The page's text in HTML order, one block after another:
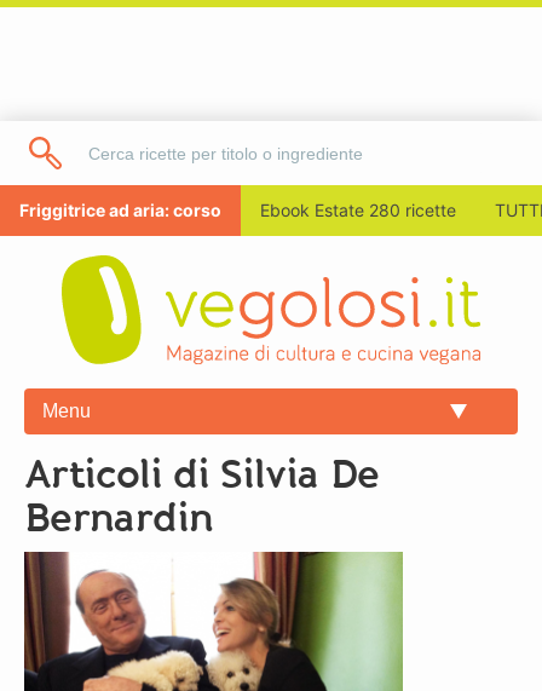
Friggitrice ad aria: corso Ebook Estate 280 ricette
Menu
Articoli di Silvia De
Bernardin